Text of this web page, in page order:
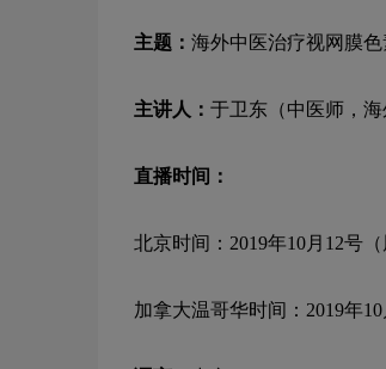
主题： 海外中医治疗视网膜
主讲人： 于卫东（中医师， 海
直播时间：
北京时间： 2019年10月12号
加拿大温哥华时间：2019年